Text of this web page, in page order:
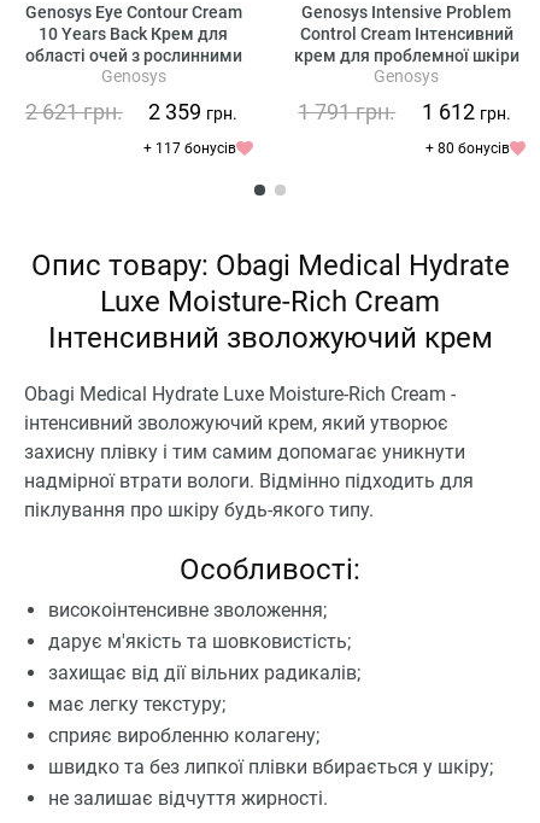
Genosys Eye Contour Cream
10 Years Back Крем для
області очей з рослинними
стовбуровими клітинами
Genosys
2 621грн. 2 359 грн.
+ 117 бонусів
Genosys Intensive Problem
Control Cream Інтенсивний
крем для проблемної шкіри
Genosys
1 791грн. 1 612 грн.
+ 80 бонусів
Опис товару: Obagi Medical Hydrate
Luxe Moisture-Rich Cream
Інтенсивний зволожуючий крем
Obagi Medical Hydrate Luxe Moisture-Rich Cream -
інтенсивний зволожуючий крем, який утворює
захисну плівку і тим самим допомагає уникнути
надмірної втрати вологи. Відмінно підходить для
піклування про шкіру будь-якого типу.
Особливості:
високоінтенсивне зволоження;
дарує м'якість та шовковистість;
захищає від дії вільних радикалів;
має легку текстуру;
сприяє виробленню колагену;
швидко та без липкої плівки вбирається у шкіру;
не залишає відчуття жирності.